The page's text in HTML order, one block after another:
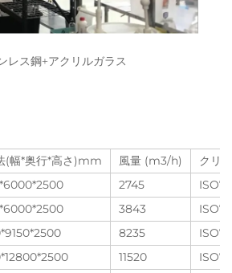
レス鋼+アクリルガラス
(幅*奥行*高さ)mm 風量 (m3/h)
クリ
2745
ISO7
3843
ISO7
8235
ISO7
11520
ISO7